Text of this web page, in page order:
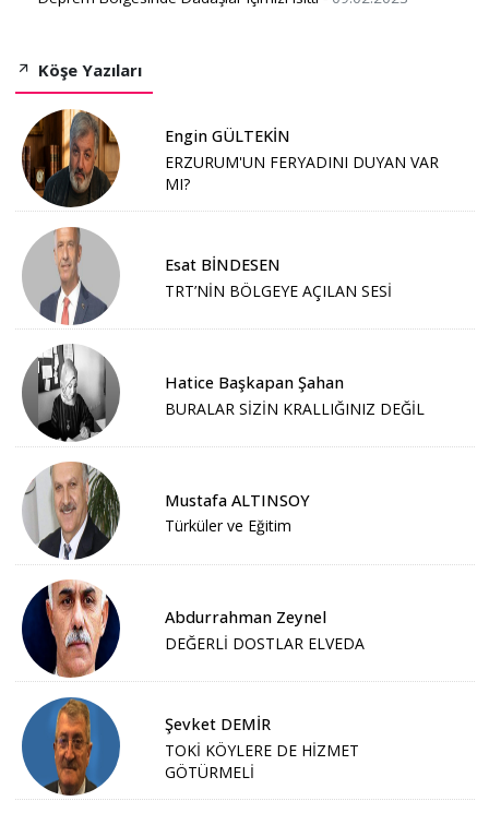
Köşe Yazıları
Engin GÜLTEKİN
ERZURUM'UN FERYADINI DUYAN VAR
MI?
Esat BİNDESEN
TRT’NİN BÖLGEYE AÇILAN SESİ
Hatice Başkapan Şahan
BURALAR SİZİN KRALLIĞINIZ DEĞİL
Mustafa ALTINSOY
Türküler ve Eğitim
Abdurrahman Zeynel
DEĞERLİ DOSTLAR ELVEDA
Şevket DEMİR
TOKİ KÖYLERE DE HİZMET
GÖTÜRMELİ